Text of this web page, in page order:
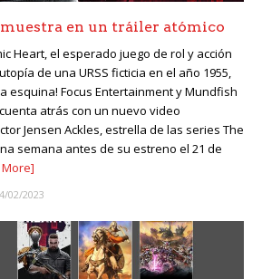
en un tráiler atómico
Heart, el esperado juego de rol y acción
de una URSS ficticia en el año 1955,
esquina! Focus Entertainment y Mundfish
atrás con un nuevo video
Jensen Ackles, estrella de las series The
semana antes de su estreno el 21 de
02/2023